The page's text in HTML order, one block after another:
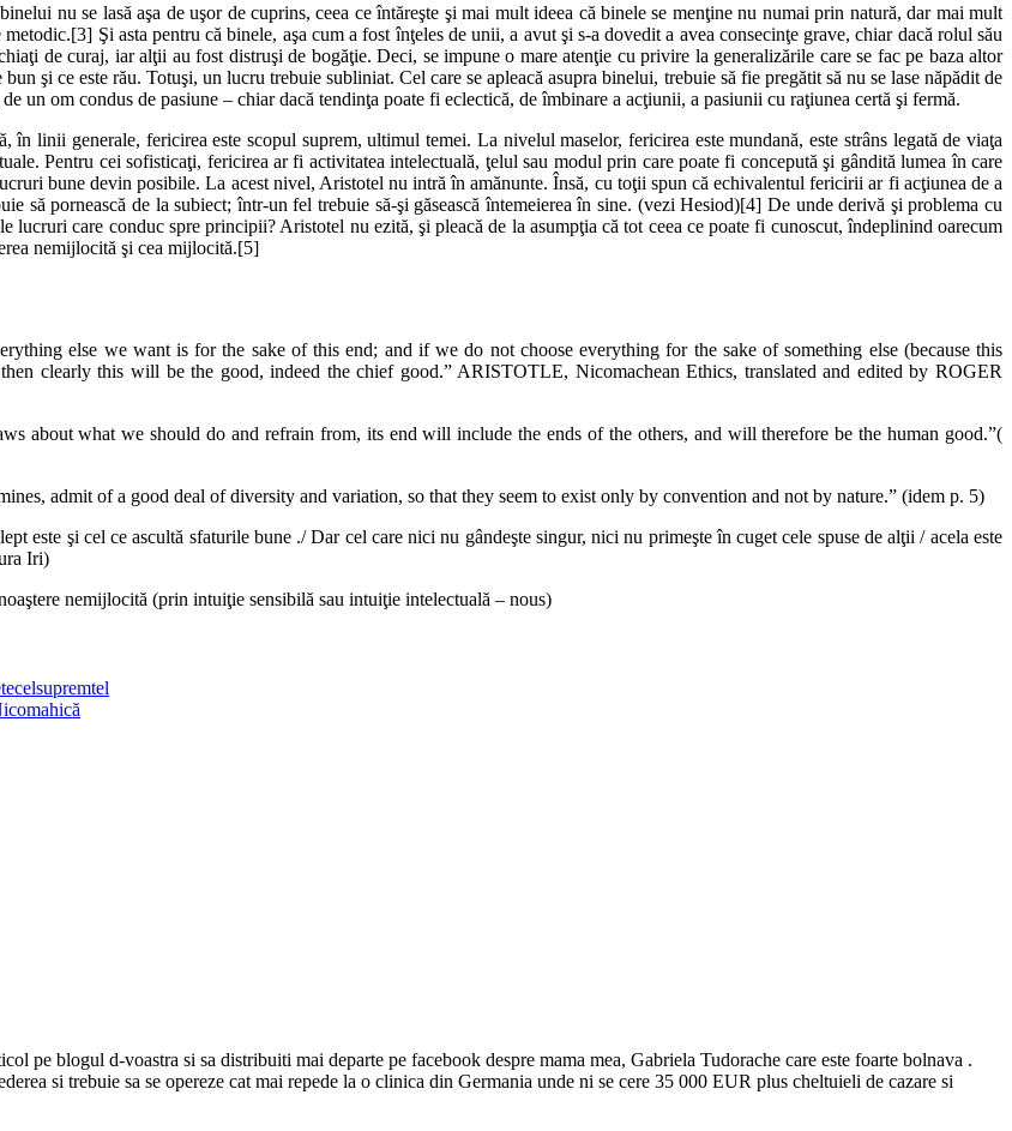
nu se lasă aşa de uşor de cuprins, ceea ce întăreşte şi mai mult ideea că binele se menţine nu numai prin natură, dar mai mult
Şi asta pentru că binele, aşa cum a fost înţeles de unii, a avut şi s-a dovedit a avea consecinţe grave, chiar dacă rolul său
de curaj, iar alţii au fost distruşi de bogăţie. Deci, se impune o mare atenţie cu privire la generalizările care se fac pe baza altor
şi ce este rău. Totuşi, un lucru trebuie subliniat. Cel care se apleacă asupra binelui, trebuie să fie pregătit să nu se lase năpădit de
un om condus de pasiune – chiar dacă tendinţa poate fi eclectică, de îmbinare a acţiunii, a pasiunii cu raţiunea certă şi fermă.
linii generale, fericirea este scopul suprem, ultimul temei. La nivelul maselor, fericirea este mundană, este strâns legată de viaţa
Pentru cei sofisticaţi, fericirea ar fi activitatea intelectuală, ţelul sau modul prin care poate fi concepută şi gândită lumea în care
bune devin posibile. La acest nivel, Aristotel nu intră în amănunte. Însă, cu toţii spun că echivalentul fericirii ar fi acţiunea de a
să pornească de la subiect; într-un fel trebuie să-şi găsească întemeierea în sine. (vezi Hesiod)[4] De unde derivă şi problema cu
care conduc spre principii? Aristotel nu ezită, şi pleacă de la asumpţia că tot ceea ce poate fi cunoscut, îndeplinind oarecum
nemijlocită şi cea mijlocită.[5]
else we want is for the sake of this end; and if we do not choose everything for the sake of something else (because this
clearly this will be the good, indeed the chief good.” ARISTOTLE, Nicomachean Ethics, translated and edited by ROGER
about what we should do and refrain from, its end will include the ends of the others, and will therefore be the human good.”(
admit of a good deal of diversity and variation, so that they seem to exist only by convention and not by nature.” (idem p. 5)
este şi cel ce ascultă sfaturile bune ./ Dar cel care nici nu gândeşte singur, nici nu primeşte în cuget cele spuse de alţii / acela este
Iri)
nemijlocită (prin intuiţie sensibilă sau intuiţie intelectuală – nous)
supremtel
pe blogul d-voastra si sa distribuiti mai departe pe facebook despre mama mea, Gabriela Tudorache care este foarte bolnava .
si trebuie sa se opereze cat mai repede la o clinica din Germania unde ni se cere 35 000 EUR plus cheltuieli de cazare si